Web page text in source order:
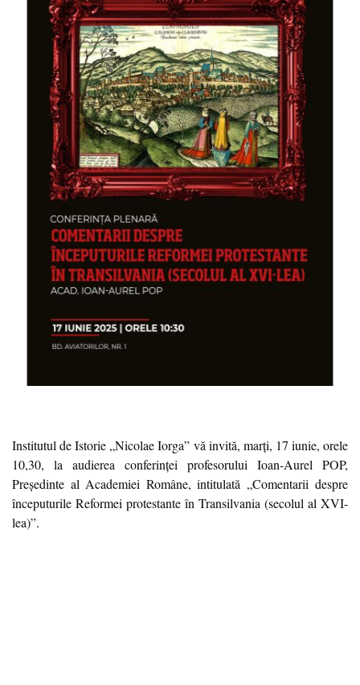
Institutul de Istorie „Nicolae Iorga” vă invită, marți, 17 iunie, orele
10,30, la audierea conferinței profesorului Ioan-Aurel POP,
Președinte al Academiei Române, intitulată „Comentarii despre
începuturile Reformei protestante în Transilvania (secolul al XVI-
lea)”.